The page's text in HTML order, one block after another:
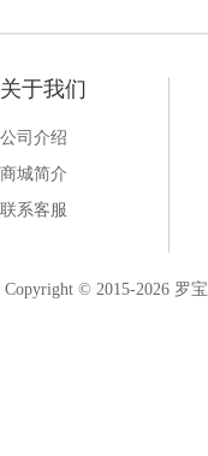
关于我们
公司介绍
商城简介
联系客服
Copyright © 2015-2026 罗